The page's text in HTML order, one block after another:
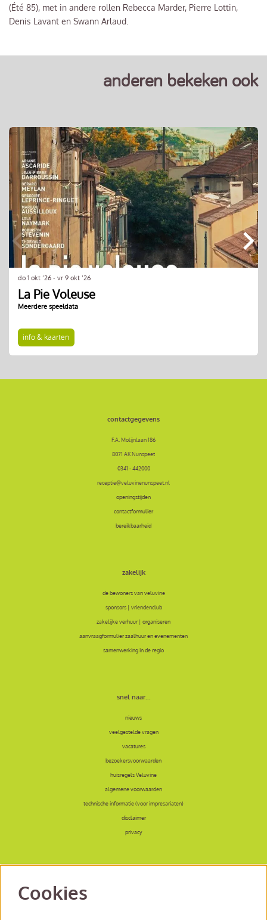
(Été 85), met in andere rollen Rebecca Marder, Pierre Lottin,
Denis Lavant en Swann Arlaud.
anderen bekeken ook
La Pie Voleuse
Meerdere speeldata
do 1 okt ’26 - vr 9 okt ’26
info & kaarten
contactgegevens
F.A. Molijnlaan 186
8071 AK Nunspeet
0341 - 442000
receptie@veluvinenunspeet.nl
openingstijden
contactformulier
bereikbaarheid
zakelijk
de bewoners van veluvine
sponsors | vriendenclub
zakelijke verhuur | organiseren
aanvraagformulier zaalhuur en evenementen
samenwerking in de regio
snel naar...
nieuws
veelgestelde vragen
vacatures
bezoekersvoorwaarden
huisregels Veluvine
algemene voorwaarden
technische informatie (voor impresariaten)
disclaimer
privacy
Cookies